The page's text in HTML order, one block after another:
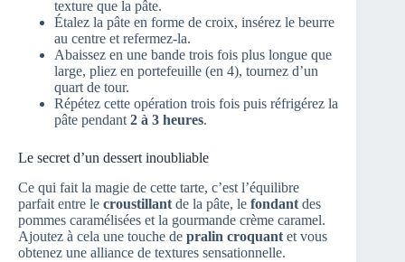
texture que la pâte.
Étalez la pâte en forme de croix, insérez le beurre
au centre et refermez-la.
Abaissez en une bande trois fois plus longue que
large, pliez en portefeuille (en 4), tournez d’un
quart de tour.
Répétez cette opération trois fois puis réfrigérez la
pâte pendant 2 à 3 heures.
Le secret d’un dessert inoubliable
Ce qui fait la magie de cette tarte, c’est l’équilibre
parfait entre le croustillant de la pâte, le fondant des
pommes caramélisées et la gourmande crème caramel.
Ajoutez à cela une touche de pralin croquant et vous
obtenez une alliance de textures sensationnelle.